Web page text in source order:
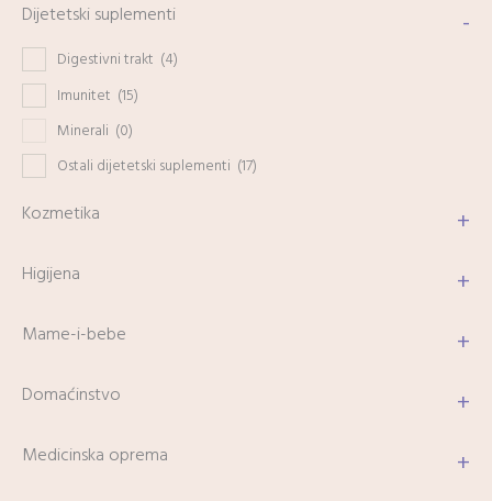
Dijetetski suplementi -
Digestivni trakt (4)
Imunitet (15)
Minerali (0)
Ostali dijetetski suplementi (17)
Kozmetika +
Higijena +
Mame-i-bebe +
Domaćinstvo +
Medicinska oprema +